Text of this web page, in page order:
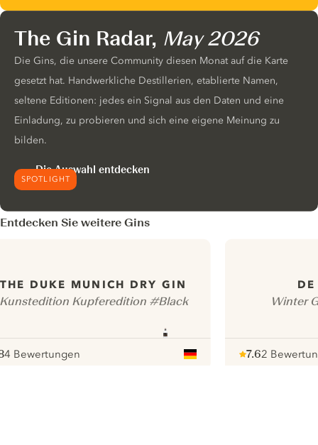
SPOTLIGHT
The Gin Radar, May 2026
Die Gins, die unsere Community diesen Monat auf die Karte
gesetzt hat. Handwerkliche Destillerien, etablierte Namen,
seltene Editionen: jedes ein Signal aus den Daten und eine
Einladung, zu probieren und sich eine eigene Meinung zu
bilden.
Die Auswahl entdecken
Entdecken Sie weitere Gins
THE DUKE MUNICH DRY GIN
Kupferedition #Black
4 Bewertungen
Winter
7.62